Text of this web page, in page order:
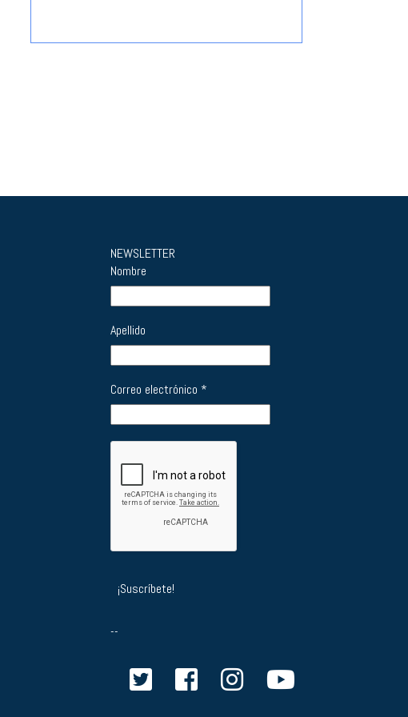
NEWSLETTER
Nombre
Apellido
Correo electrónico *
--